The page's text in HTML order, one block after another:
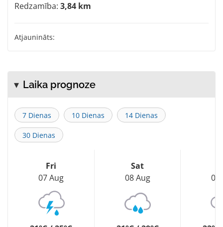
Redzamība: 3,84 km
Atjaunināts:
Laika prognoze
7 Dienas 10 Dienas 14 Dienas
30 Dienas
Fri
07 Aug
Sat
08 Aug
09